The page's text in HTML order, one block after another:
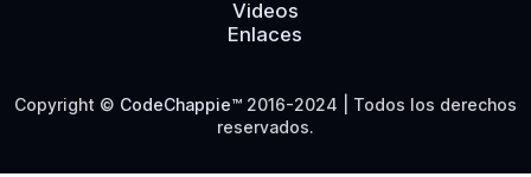
Videos
Enlaces
Copyright © CodeChappie™2016-2024 | Todos los derechos
reservados.